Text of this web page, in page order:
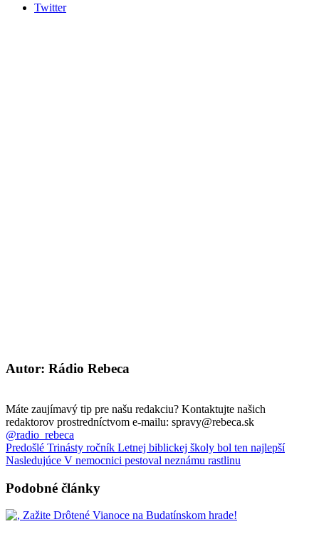
Twitter
Autor: Rádio Rebeca
Máte zaujímavý tip pre našu redakciu? Kontaktujte našich
redaktorov prostredníctvom e-mailu: spravy@rebeca.sk
@radio_rebeca
Predošlé Trinásty ročník Letnej biblickej školy bol ten najlepší
Nasledujúce V nemocnici pestoval neznámu rastlinu
Podobné články